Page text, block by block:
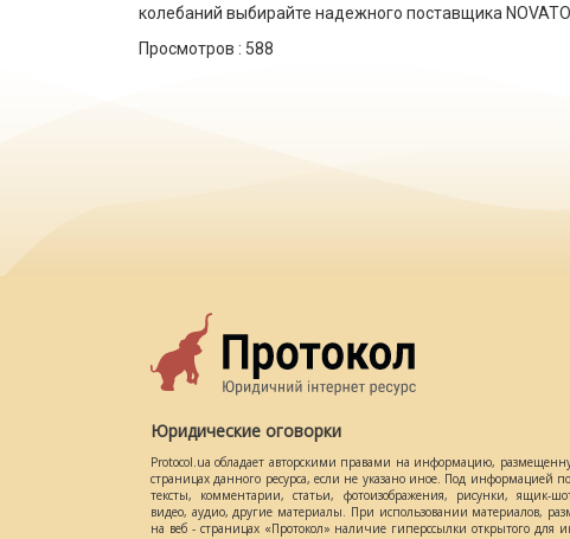
колебаний выбирайте надежного поставщика
Просмотров : 588
Юридические оговорки
Protocol.ua обладает авторскими правами на информацию,
страницах данного ресурса, если не указано иное. Под информацией
тексты, комментарии, статьи, фотоизображения, рисунки, ящик-
видео, аудио, другие материалы. При использовании материалов,
на веб - страницах «Протокол» наличие гиперссылки открытого для